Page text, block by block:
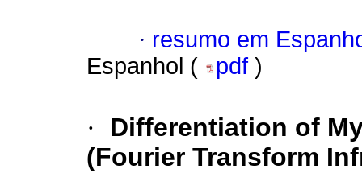
· resumo em
Espanhol (
pdf )
·
Differentiation of
(Fourier Transform